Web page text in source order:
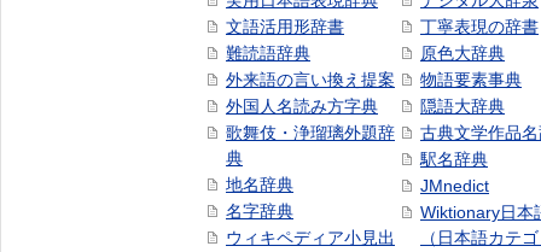
文語活用形辞書
難読語辞典
外来語の言い換え提案
外国人名読み方字典
歌舞伎・浄瑠璃外題辞
典
地名辞典
名字辞典
ウィキペディア小見出
丁寧表現の辞書
原色大辞典
物語要素事典
隠語大辞典
古典文学作品
駅名辞典
JMnedict
Wiktionary日本
（日本語カテ